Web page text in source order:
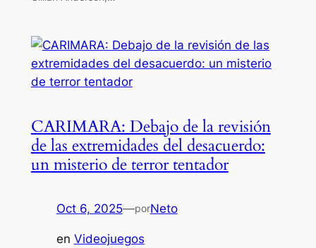
CARIMARA: Debajo de la revisión
de las extremidades del desacuerdo:
un misterio de terror tentador
Oct 6, 2025—porNeto
en Videojuegos